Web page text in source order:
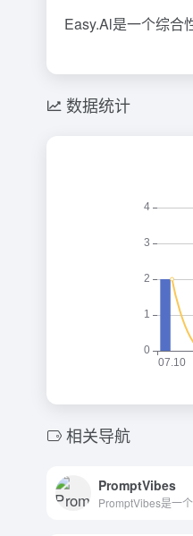
Easy.Al是一个综合
数据统计
相关导航
PromptVibes